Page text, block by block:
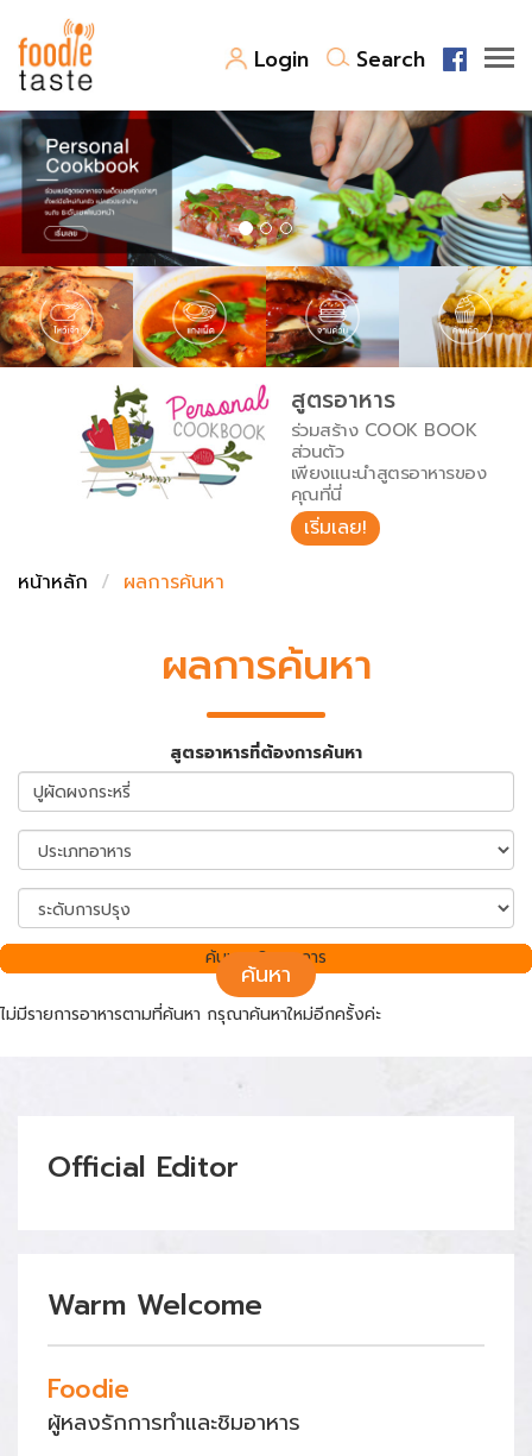
Login Search
สูตรอาหาร
สูตรอาหารล่าสุด
Top Foodie
พาไปชิม
สารพันก้นครัว
เคล็ดลับน่ารู้
เปรียบเทียบหน่วยการตวง
เปรียบเทียบอุณหภูมิ
เปรียบเทียบน้ำหนักวัตถุดิบ
FoodPedia
สร้าง Cookbook
สูตรอาหาร
ร่วมสร้าง COOK BOOK
ส่วนตัว
เพียงแนะนำสูตรอาหารของ
คุณที่นี่
เริ่มเลย!
หน้าหลัก
ผลการค้นหา
ผลการค้นหา
สูตรอาหารที่ต้องการค้นหา
ค้นหา
ไม่มีรายการอาหารตามที่ค้นหา กรุณาค้นหาใหม่อีกครั้งค่ะ
ค้นพบ 0 รายการ
Official Editor
Warm Welcome
Foodie
ผู้หลงรักการทำและชิมอาหาร